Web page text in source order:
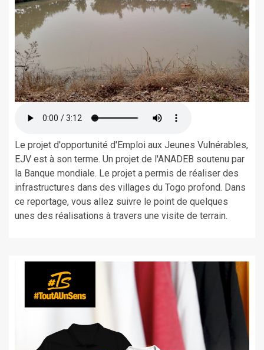
Le projet d'opportunité d'Emploi aux Jeunes Vulnérables,
EJV est à son terme. Un projet de l'ANADEB soutenu par
la Banque mondiale. Le projet a permis de réaliser des
infrastructures dans des villages du Togo profond. Dans
ce reportage, vous allez suivre le point de quelques
unes des réalisations à travers une visite de terrain.